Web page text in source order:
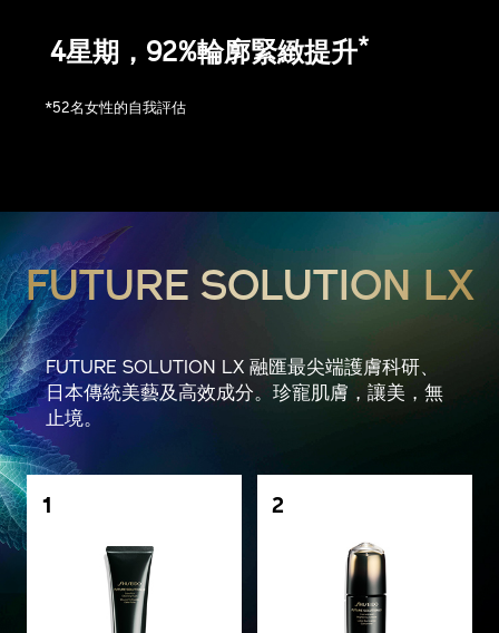
4星期，92%輪廓緊緻提升*
*52名女性的自我評估
FUTURE SOLUTION LX
FUTURE SOLUTION LX 融匯最尖端護膚科研、
日本傳統美藝及高效成分。珍寵肌膚，讓美，無
止境。
1 2